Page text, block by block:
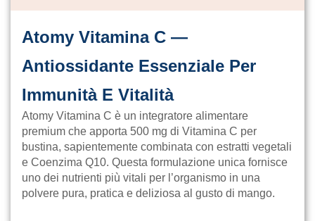
Atomy Vitamina C —
Antiossidante Essenziale Per
Immunità E Vitalità
Atomy Vitamina C è un integratore alimentare
premium che apporta 500 mg di Vitamina C per
bustina, sapientemente combinata con estratti vegetali
e Coenzima Q10. Questa formulazione unica fornisce
uno dei nutrienti più vitali per l’organismo in una
polvere pura, pratica e deliziosa al gusto di mango.